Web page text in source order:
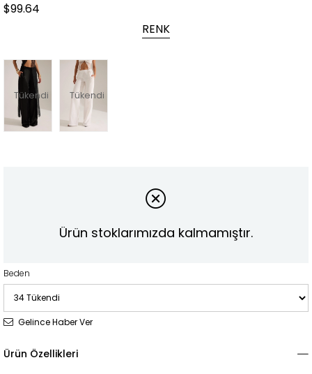
$99.64
RENK
Tükendi Tükendi
Ürün stoklarımızda kalmamıştır.
Beden
Gelince Haber Ver
Ürün Özellikleri